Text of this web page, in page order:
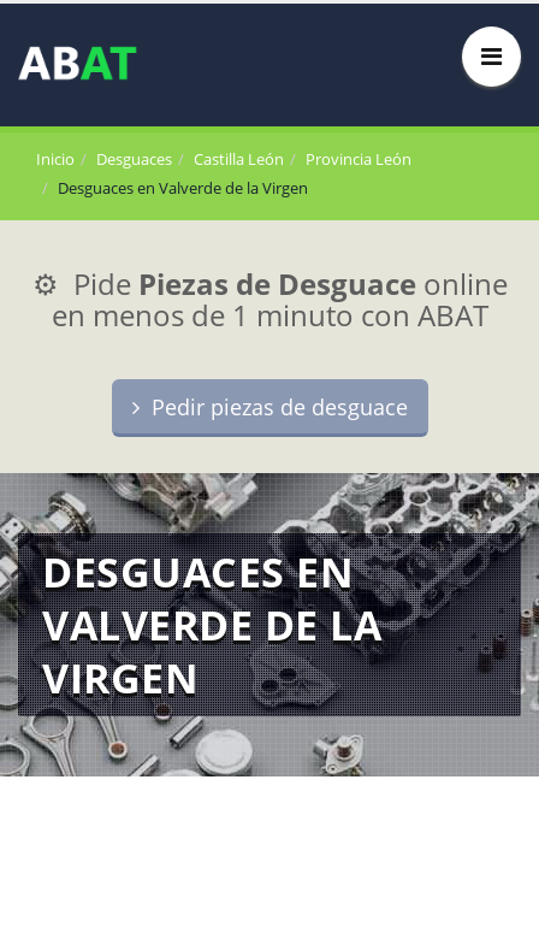
Inicio Desguaces Castilla León
Provincia León
Desguaces en Valverde de la Virgen
⚙️ Pide Piezas de Desguace online
en menos de 1 minuto con ABAT
Pedir piezas de desguace
DESGUACES EN
VALVERDE DE LA
VIRGEN